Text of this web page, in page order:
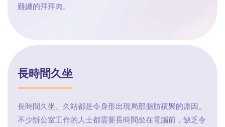
難纏的拜拜肉。
長時間久坐
長時間久坐、久站都是令身形出現局部脂肪積聚的原因。
不少辦公室工作的人士都需要長時間坐在電腦前，缺乏令